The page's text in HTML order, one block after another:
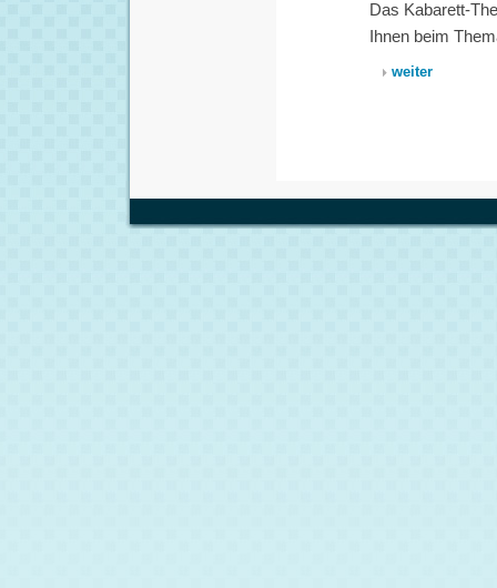
Das Kabarett-
Ihnen beim
weiter